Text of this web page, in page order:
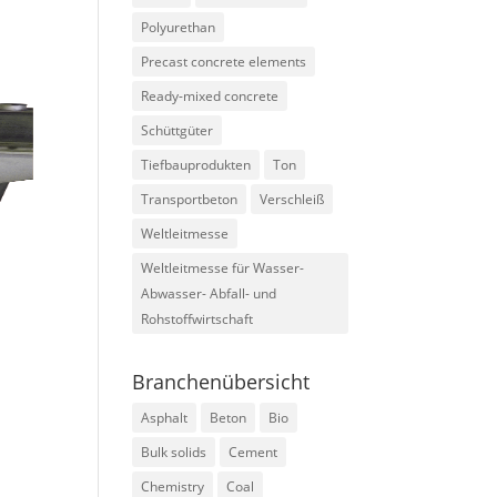
Polyurethan
Precast concrete elements
Ready-mixed concrete
Schüttgüter
Tiefbauprodukten
Ton
Transportbeton
Verschleiß
Weltleitmesse
Weltleitmesse für Wasser-
Abwasser- Abfall- und
Rohstoffwirtschaft
Branchenübersicht
Asphalt Beton
Bio
Bulk solids
Cement
Chemistry
Coal